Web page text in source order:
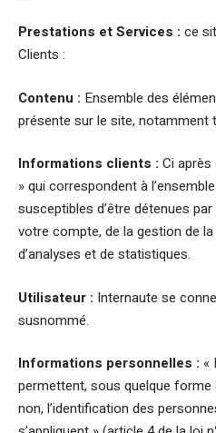
Prestations et Services : ce
Clients :
Contenu : Ensemble des
présente sur le site,
Informations clients : Ci
» qui correspondent à
susceptibles d’être détenues
votre compte, de la gestion de
d’analyses et de statistiques.
Utilisateur : Internaute se
susnommé.
Informations personnelles : «
permettent, sous quelque
non, l’identification des